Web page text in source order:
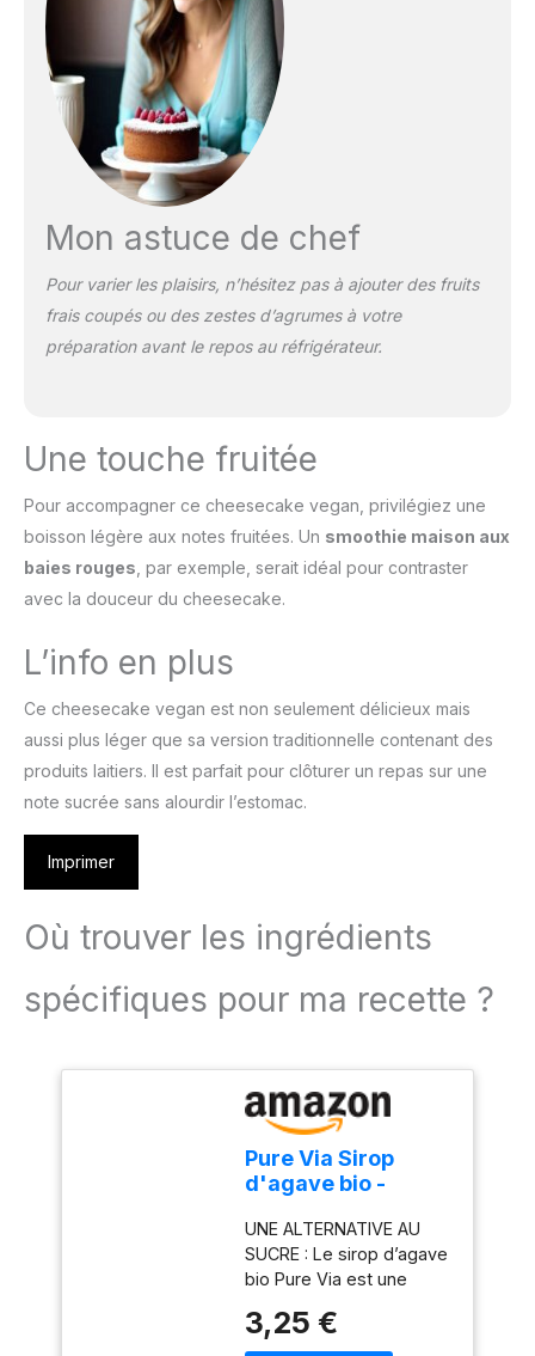
Mon astuce de chef
Pour varier les plaisirs, n’hésitez pas à ajouter des fruits
frais coupés ou des zestes d’agrumes à votre
préparation avant le repos au réfrigérateur.
Une touche fruitée
Pour accompagner ce cheesecake vegan, privilégiez une
boisson légère aux notes fruitées. Un smoothie maison aux
baies rouges , par exemple, serait idéal pour contraster
avec la douceur du cheesecake.
L’info en plus
Ce cheesecake vegan est non seulement délicieux mais
aussi plus léger que sa version traditionnelle contenant des
produits laitiers. Il est parfait pour clôturer un repas sur une
note sucrée sans alourdir l’estomac.
Imprimer
Où trouver les ingrédients
spécifiques pour ma recette ?
Pure Via Sirop
d'agave bio -
sucre 100%
d'origine
naturelle- 330g
UNE ALTERNATIVE AU
SUCRE : Le sirop d’agave
bio Pure Via est une
sucre classique. Il allie un
3,25 €